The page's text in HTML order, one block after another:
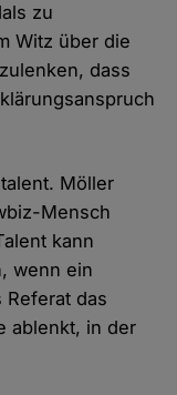
zu
Witz über die
dass
Möller
Mensch
kann
wenn ein
das
ablenkt, in der